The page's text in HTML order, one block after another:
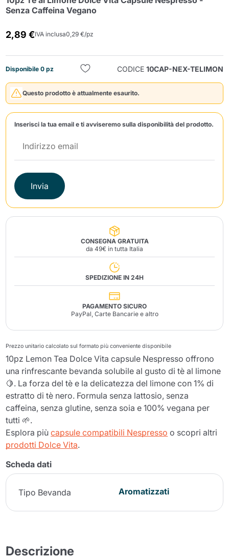
Senza Caffeina Vegano
2,89 €IVA inclusa0,29 €/pz
Disponibile 0 pz CODICE 10CAP-NEX-TELIMON
Questo prodotto è attualmente esaurito.
Inserisci la tua email e ti avviseremo sulla disponibilità del prodotto.
Invia
CONSEGNA GRATUITA
da 49€ in tutta Italia
SPEDIZIONE IN 24H
PAGAMENTO SICURO
PayPal, Carte Bancarie e altro
Prezzo unitario calcolato sul formato più conveniente disponibile
10pz Lemon Tea Dolce Vita capsule Nespresso offrono
una rinfrescante bevanda solubile al gusto di tè al limone
🍋. La forza del tè e la delicatezza del limone con 1% di
estratto di tè nero. Formula senza lattosio, senza
caffeina, senza glutine, senza soia e 100% vegana per
tutti 🌱.
Esplora piùcapsule compatibili Nespresso o scopri altri
prodotti Dolce Vita.
Scheda dati
Tipo Bevanda Aromatizzati
Descrizione
Invia